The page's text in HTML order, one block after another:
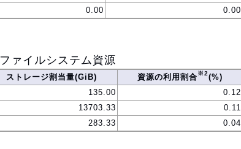
0.00 0.00
ファイルシステム資源
ストレージ割当量(GiB) 資源の利用割合※2(%)
135.00
0.12
13703.33
0.11
283.33 0.04